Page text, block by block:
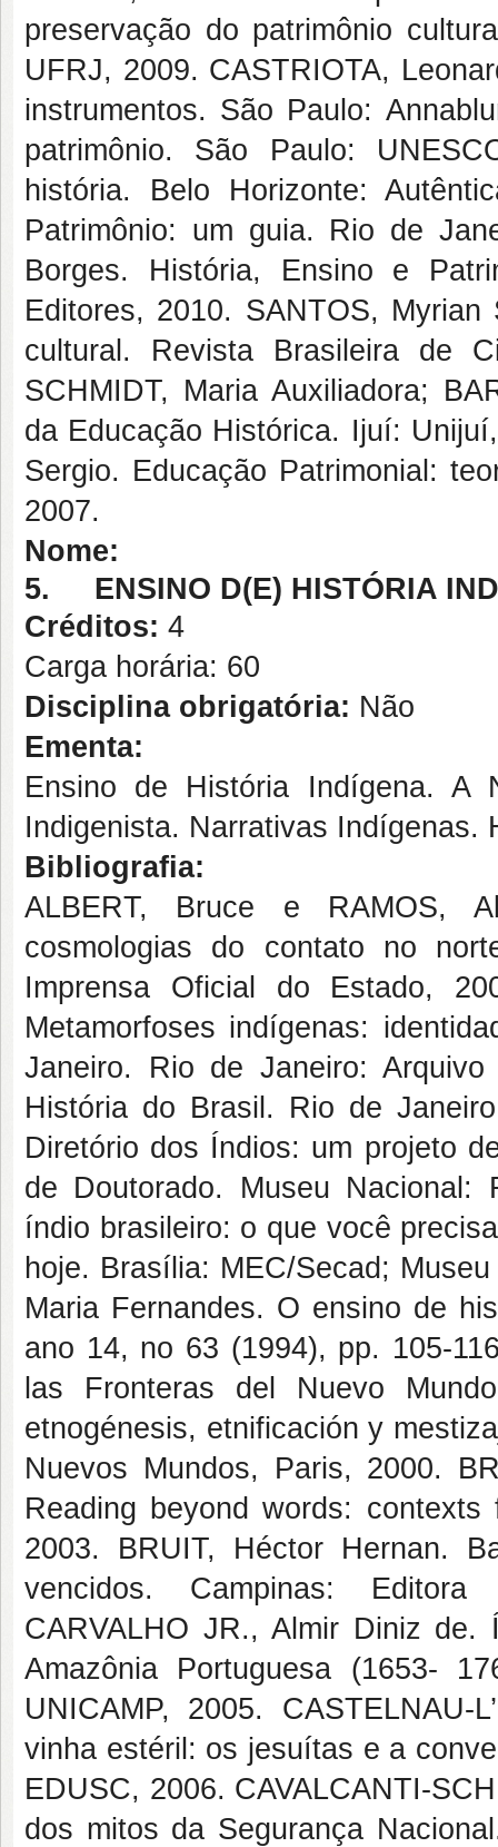
preservação do patrimônio
UFRJ, 2009. CASTRIOTA,
instrumentos. São Paulo:
patrimônio. São Paulo:
história. Belo Horizonte:
Patrimônio: um guia. Rio de
Borges. História, Ensino e
Editores, 2010. SANTOS,
cultural. Revista Brasileira de
SCHMIDT, Maria Auxiliadora;
da Educação Histórica. Ijuí:
Sergio. Educação Patrimonial:
2007.
Nome:
5. ENSINO D(E) HISTÓRIA
Créditos: 4
Carga horária: 60
Disciplina obrigatória: Não
Ementa:
Ensino de História Indígena. A
Indigenista. Narrativas Indígenas.
Bibliografia:
ALBERT, Bruce e RAMOS,
cosmologias do contato no
Imprensa Oficial do Estado,
Metamorfoses indígenas:
Janeiro. Rio de Janeiro:
História do Brasil. Rio de
Diretório dos Índios: um projeto
de Doutorado. Museu
índio brasileiro: o que você
hoje. Brasília: MEC/Secad;
Maria Fernandes. O ensino de
ano 14, no 63 (1994), pp. 105-
las Fronteras del Nuevo
etnogénesis, etnificación y
Nuevos Mundos, Paris, 2000.
Reading beyond words:
2003. BRUIT, Héctor Hernan.
vencidos. Campinas: Editora
CARVALHO JR., Almir Diniz
Amazônia Portuguesa (1653-
UNICAMP, 2005. CASTELNAU-
vinha estéril: os jesuítas e a
EDUSC, 2006. CAVALCANTI-
dos mitos da Segurança